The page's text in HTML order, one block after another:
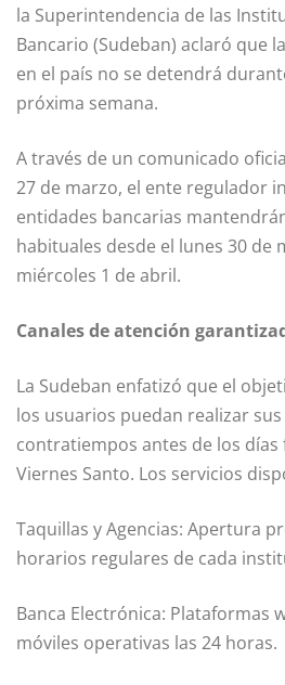
la Superintendencia de las
Bancario (Sudeban) aclaró que
en el país no se detendrá
próxima semana.
A través de un comunicado
27 de marzo, el ente regulador
entidades bancarias
habituales desde el lunes 30 de
miércoles 1 de abril.
Canales de atención
La Sudeban enfatizó que el
los usuarios puedan realizar
contratiempos antes de los días
Viernes Santo. Los servicios
Taquillas y Agencias: Apertura
horarios regulares de cada
Banca Electrónica: Plataformas
móviles operativas las 24 horas.